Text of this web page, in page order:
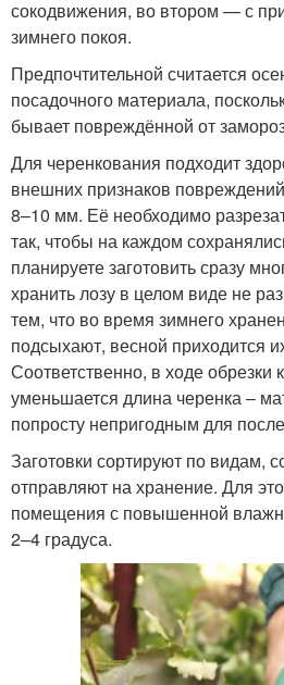
сокодвижения, во втором — с
зимнего покоя.
Предпочтительной считается
посадочного материала,
бывает повреждённой от
Для черенкования подходит
внешних признаков
8–10 мм. Её необходимо
так, чтобы на каждом
планируете заготовить сразу
хранить лозу в целом виде не
тем, что во время зимнего
подсыхают, весной приходится
Соответственно, в ходе обрезки
уменьшается длина черенка –
попросту непригодным для
Заготовки сортируют по видам,
отправляют на хранение. Для
помещения с повышенной
2–4 градуса.